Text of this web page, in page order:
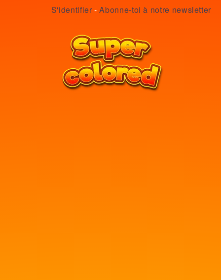
S'identifier -Abonne-toi à notre newsletter